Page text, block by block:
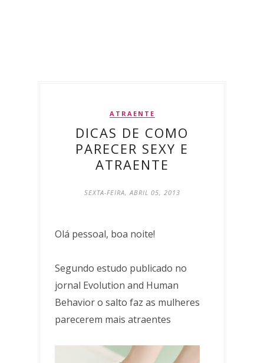
ATRAENTE
DICAS DE COMO
PARECER SEXY E
ATRAENTE
SEXTA-FEIRA, ABRIL 05, 2013
Olá pessoal, boa noite!
Segundo estudo publicado no
jornal Evolution and Human
Behavior o salto faz as mulheres
parecerem mais atraentes